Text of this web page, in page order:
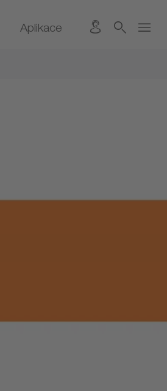
Aplikace